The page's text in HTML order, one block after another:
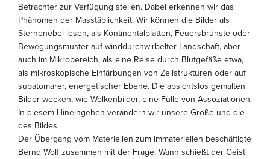
Betrachter zur Verfügung stellen. Dabei erkennen wir das
Phänomen der Masstäblichkeit. Wir können die Bilder als
Sternenebel lesen, als Kontinentalplatten, Feuersbrünste oder
Bewegungsmuster auf winddurchwirbelter Landschaft, aber
auch im Mikrobereich, als eine Reise durch Blutgefäße etwa,
als mikroskopische Einfärbungen von Zellstrukturen oder auf
subatomarer, energetischer Ebene. Die absichtslos gemalten
Bilder wecken, wie Wolkenbilder, eine Fülle von Assoziationen.
In diesem Hineingehen verändern wir unsere Größe und die
des Bildes.
Der Übergang vom Materiellen zum Immateriellen beschäftigte
Bernd Wolf zusammen mit der Frage: Wann schießt der Geist